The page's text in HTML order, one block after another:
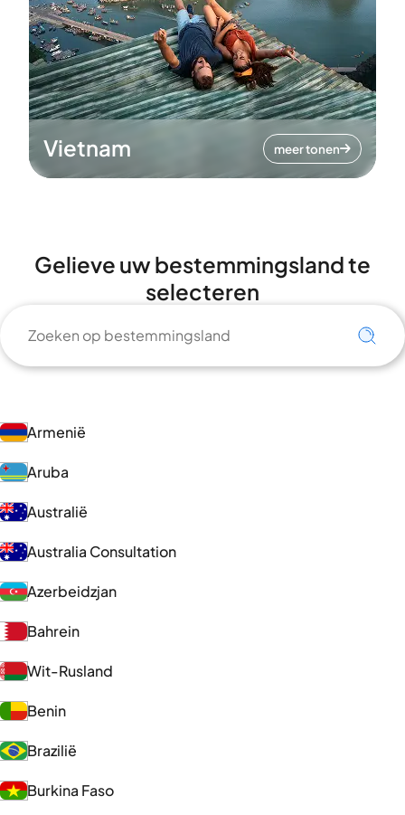
Vietnam meer tonen
Gelieve uw bestemmingsland te
selecteren
Armenië
Aruba
Australië
Australia Consultation
Azerbeidzjan
Bahrein
Wit-Rusland
Benin
Brazilië
Burkina Faso